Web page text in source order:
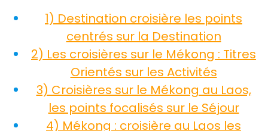
1) Destination croisière les points
centrés sur la Destination
2) Les croisières sur le Mékong : Titres
Orientés sur les Activités
3) Croisières sur le Mékong au Laos,
les points focalisés sur le Séjour
4) Mékong : croisière au Laos les